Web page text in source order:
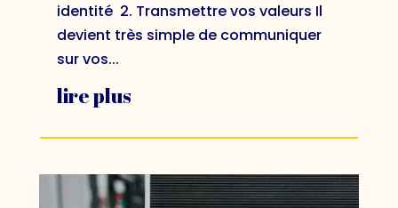
identité 2. Transmettre vos valeurs Il
devient très simple de communiquer
sur vos...
lire plus